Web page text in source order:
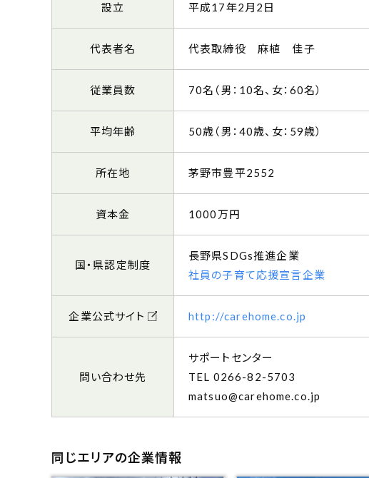
設立 平成17年2月2日
代表者名 代表取締役 麻植 佳子
従業員数 70名（男：10名、女：60名）
平均年齢 50歳（男：40歳、女：59歳）
所在地 茅野市豊平2552
資本金 1000万円
国・県認定制度
長野県SDGs推進企業
社員の子育て応援宣言企業
企業公式サイト http://carehome.co.jp
問い合わせ先
サポートセンター
0266-82-5703
matsuo@carehome.co.jp
同じエリアの企業情報